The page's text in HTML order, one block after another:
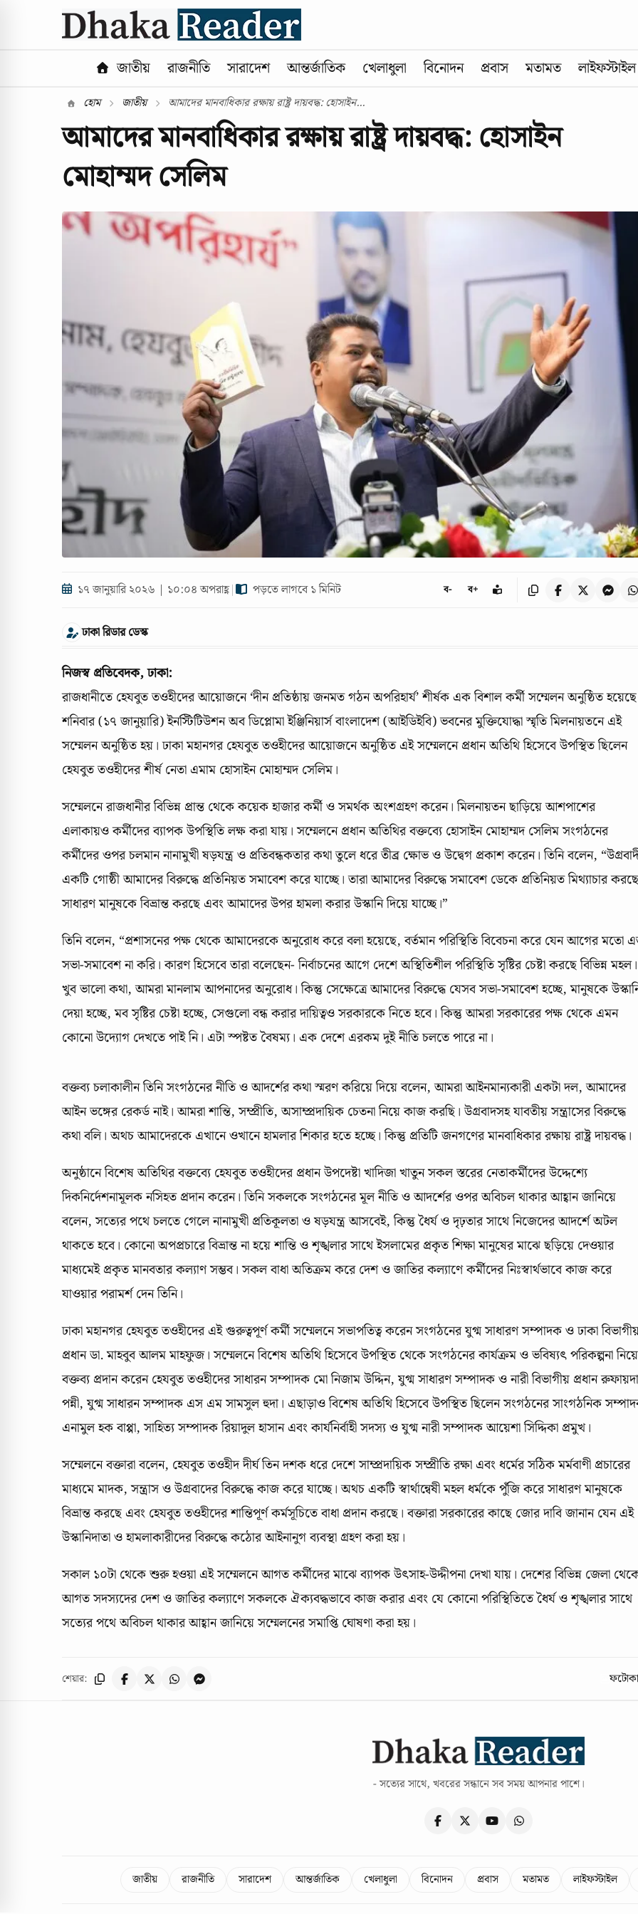
জাতীয় রাজনীতি সারাদেশ আন্তর্জাতিক খেলাধুলা বিনোদন প্রবাস মতামত লাইফস্টাইল
হোম জাতীয় আমাদের মানবাধিকার রক্ষায় রাষ্ট্র দায়বদ্ধ: হোসাইন...
আমাদের মানবাধিকার রক্ষায় রাষ্ট্র দায়বদ্ধ: হোসাইন
মোহাম্মদ সেলিম
১৭ জানুয়ারি ২০২৬ | ১০:০৪ অপরাহ্ণ| পড়তে লাগবে ১ মিনিট ব- ব+
ঢাকা রিডার ডেস্ক
নিজস্ব প্রতিবেদক, ঢাকা:
রাজধানীতে হেযবুত তওহীদের আয়োজনে ‘দীন প্রতিষ্ঠায় জনমত গঠন অপরিহার্য’ শীর্ষক এক বিশাল কর্মী সম্মেলন অনুষ্ঠিত
শনিবার (১৭ জানুয়ারি) ইনস্টিটিউশন অব ডিপ্লোমা ইঞ্জিনিয়ার্স বাংলাদেশ (আইডিইবি) ভবনের মুক্তিযোদ্ধা স্মৃতি মিলনায়তনে এই
সম্মেলন অনুষ্ঠিত হয়। ঢাকা মহানগর হেযবুত তওহীদের আয়োজনে অনুষ্ঠিত এই সম্মেলনে প্রধান অতিথি হিসেবে উপস্থিত ছিলেন
হেযবুত তওহীদের শীর্ষ নেতা এমাম হোসাইন মোহাম্মদ সেলিম।
সম্মেলনে রাজধানীর বিভিন্ন প্রান্ত থেকে কয়েক হাজার কর্মী ও সমর্থক অংশগ্রহণ করেন। মিলনায়তন ছাড়িয়ে আশপাশের
এলাকায়ও কর্মীদের ব্যাপক উপস্থিতি লক্ষ করা যায়। সম্মেলনে প্রধান অতিথির বক্তব্যে হোসাইন মোহাম্মদ সেলিম সংগঠনের
কর্মীদের ওপর চলমান নানামুখী ষড়যন্ত্র ও প্রতিবন্ধকতার কথা তুলে ধরে তীব্র ক্ষোভ ও উদ্বেগ প্রকাশ করেন। তিনি বলেন,
একটি গোষ্ঠী আমাদের বিরুদ্ধে প্রতিনিয়ত সমাবেশ করে যাচ্ছে। তারা আমাদের বিরুদ্ধে সমাবেশ ডেকে প্রতিনিয়ত মিথ্যাচার
সাধারণ মানুষকে বিভ্রান্ত করছে এবং আমাদের উপর হামলা করার উস্কানি দিয়ে যাচ্ছে।”
তিনি বলেন, “প্রশাসনের পক্ষ থেকে আমাদেরকে অনুরোধ করে বলা হয়েছে, বর্তমান পরিস্থিতি বিবেচনা করে যেন আগের মতো
সভা-সমাবেশ না করি। কারণ হিসেবে তারা বলেছেন- নির্বাচনের আগে দেশে অস্থিতিশীল পরিস্থিতি সৃষ্টির চেষ্টা করছে বিভিন্ন মহল।
খুব ভালো কথা, আমরা মানলাম আপনাদের অনুরোধ। কিন্তু সেক্ষেত্রে আমাদের বিরুদ্ধে যেসব সভা-সমাবেশ হচ্ছে, মানুষকে
দেয়া হচ্ছে, মব সৃষ্টির চেষ্টা হচ্ছে, সেগুলো বন্ধ করার দায়িত্বও সরকারকে নিতে হবে। কিন্তু আমরা সরকারের পক্ষ থেকে এমন
কোনো উদ্যোগ দেখতে পাই নি। এটা স্পষ্টত বৈষম্য। এক দেশে এরকম দুই নীতি চলতে পারে না।
বক্তব্য চলাকালীন তিনি সংগঠনের নীতি ও আদর্শের কথা স্মরণ করিয়ে দিয়ে বলেন, আমরা আইনমান্যকারী একটা দল, আমাদের
আইন ভঙ্গের রেকর্ড নাই। আমরা শান্তি, সম্প্রীতি, অসাম্প্রদায়িক চেতনা নিয়ে কাজ করছি। উগ্রবাদসহ যাবতীয় সন্ত্রাসের বিরুদ্ধে
কথা বলি। অথচ আমাদেরকে এখানে ওখানে হামলার শিকার হতে হচ্ছে। কিন্তু প্রতিটি জনগণের মানবাধিকার রক্ষায় রাষ্ট্র দায়বদ্ধ।
অনুষ্ঠানে বিশেষ অতিথির বক্তব্যে হেযবুত তওহীদের প্রধান উপদেষ্টা খাদিজা খাতুন সকল স্তরের নেতাকর্মীদের উদ্দেশ্যে
দিকনির্দেশনামূলক নসিহত প্রদান করেন। তিনি সকলকে সংগঠনের মূল নীতি ও আদর্শের ওপর অবিচল থাকার আহ্বান জানিয়ে
বলেন, সত্যের পথে চলতে গেলে নানামুখী প্রতিকূলতা ও ষড়যন্ত্র আসবেই, কিন্তু ধৈর্য ও দৃঢ়তার সাথে নিজেদের আদর্শে অটল
থাকতে হবে। কোনো অপপ্রচারে বিভ্রান্ত না হয়ে শান্তি ও শৃঙ্খলার সাথে ইসলামের প্রকৃত শিক্ষা মানুষের মাঝে ছড়িয়ে দেওয়ার
মাধ্যমেই প্রকৃত মানবতার কল্যাণ সম্ভব। সকল বাধা অতিক্রম করে দেশ ও জাতির কল্যাণে কর্মীদের নিঃস্বার্থভাবে কাজ করে
যাওয়ার পরামর্শ দেন তিনি।
ঢাকা মহানগর হেযবুত তওহীদের এই গুরুত্বপূর্ণ কর্মী সম্মেলনে সভাপতিত্ব করেন সংগঠনের যুগ্ম সাধারণ সম্পাদক ও ঢাকা
প্রধান ডা. মাহবুব আলম মাহফুজ। সম্মেলনে বিশেষ অতিথি হিসেবে উপস্থিত থেকে সংগঠনের কার্যক্রম ও ভবিষ্যৎ পরিকল্পনা নিয়ে
বক্তব্য প্রদান করেন হেযবুত তওহীদের সাধারন সম্পাদক মো নিজাম উদ্দিন, যুগ্ম সাধারণ সম্পাদক ও নারী বিভাগীয় প্রধান
পন্নী, যুগ্ম সাধারন সম্পাদক এস এম সামসুল হুদা। এছাড়াও বিশেষ অতিথি হিসেবে উপস্থিত ছিলেন সংগঠনের সাংগঠনিক
এনামুল হক বাপ্পা, সাহিত্য সম্পাদক রিয়াদুল হাসান এবং কার্যনির্বাহী সদস্য ও যুগ্ম নারী সম্পাদক আয়েশা সিদ্দিকা প্রমুখ।
সম্মেলনে বক্তারা বলেন, হেযবুত তওহীদ দীর্ঘ তিন দশক ধরে দেশে সাম্প্রদায়িক সম্প্রীতি রক্ষা এবং ধর্মের সঠিক মর্মবাণী প্রচারের
মাধ্যমে মাদক, সন্ত্রাস ও উগ্রবাদের বিরুদ্ধে কাজ করে যাচ্ছে। অথচ একটি স্বার্থান্বেষী মহল ধর্মকে পুঁজি করে সাধারণ মানুষকে
বিভ্রান্ত করছে এবং হেযবুত তওহীদের শান্তিপূর্ণ কর্মসূচিতে বাধা প্রদান করছে। বক্তারা সরকারের কাছে জোর দাবি জানান যেন এই
উস্কানিদাতা ও হামলাকারীদের বিরুদ্ধে কঠোর আইনানুগ ব্যবস্থা গ্রহণ করা হয়।
সকাল ১০টা থেকে শুরু হওয়া এই সম্মেলনে আগত কর্মীদের মাঝে ব্যাপক উৎসাহ-উদ্দীপনা দেখা যায়। দেশের বিভিন্ন জেলা
আগত সদস্যদের দেশ ও জাতির কল্যাণে সকলকে ঐক্যবদ্ধভাবে কাজ করার এবং যে কোনো পরিস্থিতিতে ধৈর্য ও শৃঙ্খলার সাথে
সত্যের পথে অবিচল থাকার আহ্বান জানিয়ে সম্মেলনের সমাপ্তি ঘোষণা করা হয়।
শেয়ার:
- সত্যের সাথে, খবরের সন্ধানে সব সময় আপনার পাশে।
জাতীয় রাজনীতি সারাদেশ আন্তর্জাতিক খেলাধুলা বিনোদন প্রবাস মতামত লাইফস্টাইল